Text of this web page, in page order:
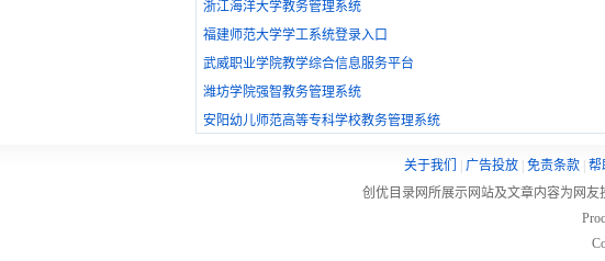
浙江海洋大学教务管理系统
福建师范大学学工系统登录入口
武威职业学院教学综合信息服务平台
潍坊学院强智教务管理系统
安阳幼儿师范高等专科学校教务管理系统
关于我们 广告投放 免责条款 帮
创优目录网所展示网站及文章内容为网友